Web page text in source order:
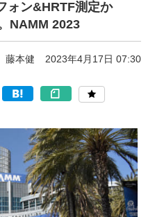
ォン&HRTF測定か
NAMM 2023
藤本健 2023年4月17日 07:30